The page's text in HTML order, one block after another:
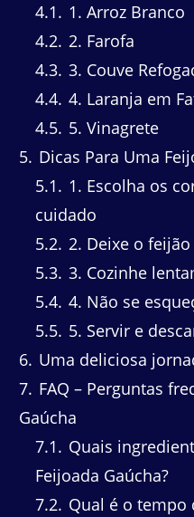
4.1
1. Arroz Branco
4.2 2. Farofa
4.3 3. Couve
4.4 4. Laranja em
4.5 5. Vinagrete
5 Dicas Para Uma
5.1
1. Escolha os
cuidado
5.2 2. Deixe o
5.3 3. Cozinhe
5.4 4. Não se
5.5 5. Servir e
6 Uma deliciosa
7 FAQ – Perguntas
Gaúcha
7.1
Quais
Feijoada Gaúcha?
7.2 Qual é o tempo